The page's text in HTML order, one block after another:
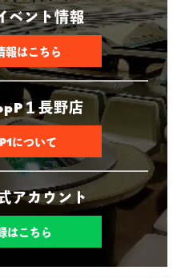
ベント情報
報はこちら
１長野店
について
アカウント
はこちら